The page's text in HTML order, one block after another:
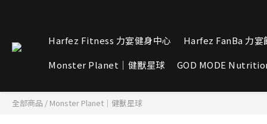
Harfez Fitness 力宴健身中心
Harfez FanBa 力宴
Monster Planet｜健獸星球
GOD MODE
全部商品 / Monster Planet｜健獸星球